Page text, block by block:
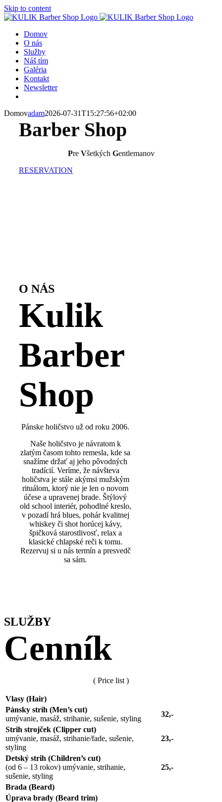
Skip to content
Domov
O nás
Služby
Náš tím
Galéria
Kontakt
Newsletter
Domovadam2026-07-31T15:27:56+02:00
Barber Shop
Pre Všetkých Gentlemanov
RESERVATION
O NÁS
Kulik
Barber
Shop
Pánske holičstvo už od roku 2006.
Naše holičstvo je návratom k
zlatým časom tohto remesla, kde sa
snažíme držať aj jeho pôvodných
tradícií. Veríme, že návšteva
holičstva je stále akýmsi mužským
rituálom, ktorý nie je len o novom
účese a upravenej brade. Štýlový
old school interiér, pohodlné kreslo,
v pozadí hrá blues, pohár kvalitnej
whiskey či shot horúcej kávy,
špičková starostlivosť, relax a
klasické chlapské reči k tomu.
Rezervuj si u nás termín a presvedč
sa sám.
SLUŽBY
Cenník
( Price list )
Vlasy (Hair)
Pánsky strih (Men’s cut)
umývanie, masáž, strihanie, sušenie, styling
32,-
Strih strojček (Clipper cut)
umývanie, masáž, strihanie/fade, sušenie,
styling
23,-
Detský strih (Children’s cut)
(od 6 – 13 rokov) umývanie, strihanie,
sušenie, styling
25,-
Brada (Beard)
Úprava brady (Beard trim)